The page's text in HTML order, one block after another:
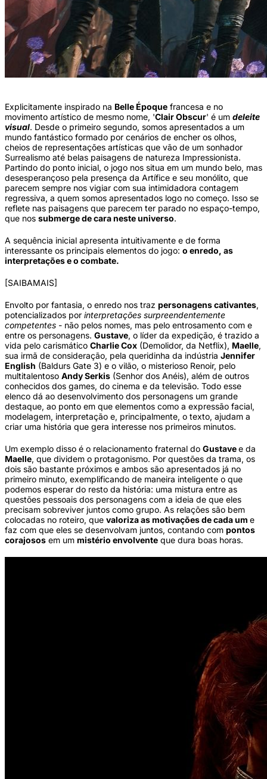
Explicitamente inspirado na Belle Époque francesa e no
movimento artístico de mesmo nome, 'Clair Obscur' é um deleite
visual. Desde o primeiro segundo, somos apresentados a um
mundo fantástico formado por cenários de encher os olhos,
cheios de representações artísticas que vão de um sonhador
Surrealismo até belas paisagens de natureza Impressionista.
Partindo do ponto inicial, o jogo nos situa em um mundo belo, mas
desesperançoso pela presença da Artífice e seu monólito, que
parecem sempre nos vigiar com sua intimidadora contagem
regressiva, a quem somos apresentados logo no começo. Isso se
reflete nas paisagens que parecem ter parado no espaço-tempo,
que nos submerge de cara neste universo.
A sequência inicial apresenta intuitivamente e de forma
interessante os principais elementos do jogo: o enredo, as
interpretações e o combate.
[SAIBAMAIS]
Envolto por fantasia, o enredo nos traz personagens cativantes,
potencializados por interpretações surpreendentemente
competentes - não pelos nomes, mas pelo entrosamento com e
entre os personagens. Gustave, o líder da expedição, é trazido a
vida pelo carismático Charlie Cox (Demolidor, da Netflix), Maelle,
sua irmã de consideração, pela queridinha da indústria Jennifer
English (Baldurs Gate 3) e o vilão, o misterioso Renoir, pelo
multitalentoso Andy Serkis (Senhor dos Anéis), além de outros
conhecidos dos games, do cinema e da televisão. Todo esse
elenco dá ao desenvolvimento dos personagens um grande
destaque, ao ponto em que elementos como a expressão facial,
modelagem, interpretação e, principalmente, o texto, ajudam a
criar uma história que gera interesse nos primeiros minutos.
Um exemplo disso é o relacionamento fraternal do Gustavee da
Maelle, que dividem o protagonismo. Por questões da trama, os
dois são bastante próximos e ambos são apresentados já no
primeiro minuto, exemplificando de maneira inteligente o que
podemos esperar do resto da história: uma mistura entre as
questões pessoais dos personagens com a ideia de que eles
precisam sobreviver juntos como grupo. As relações são bem
colocadas no roteiro, que valoriza as motivações de cada um e
faz com que eles se desenvolvam juntos, contando com pontos
corajosos em um mistério envolvente que dura boas horas.